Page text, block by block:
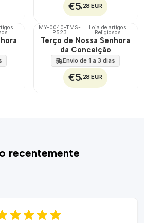
€5,28 EUR
🇵🇹
100%
MY-0040-TMS-
P523
Loja de artigos
Religiosos
Terço de Nossa Senhora
da Conceição
Envio de 1 a 3 dias
€5,28 EUR
recentemente